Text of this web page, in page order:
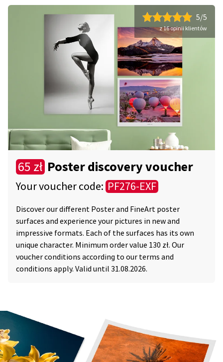
5/5
z 16 opinii klientów
65 zł Poster discovery voucher
Your voucher code: PF276-EXF
Discover our different Poster and FineArt poster
surfaces and experience your pictures in new and
impressive formats. Each of the surfaces has its own
unique character. Minimum order value 130 zł. Our
voucher conditions according to our terms and
conditions apply. Valid until 31.08.2026.